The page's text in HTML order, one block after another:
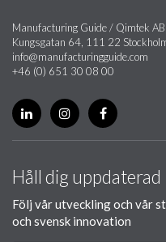
Manufacturing Guide / Qimtek AB
Kungsgatan 64, 111 22
info@manufacturingguide.com
+46 (0) 651 30 08 00
Håll dig uppdaterad
Följ vår utveckling och vår
och svensk innovation